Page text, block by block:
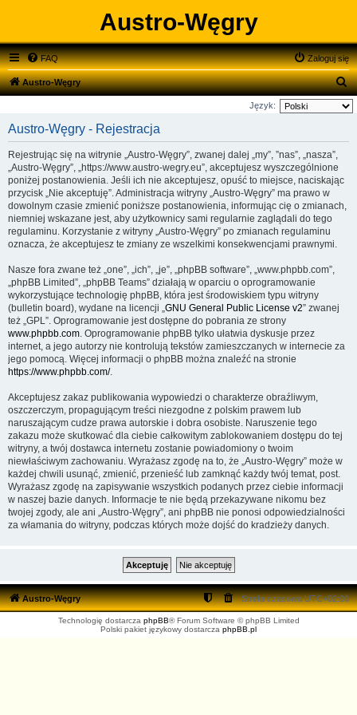
Austro-Węgry
FAQ Zaloguj się
Austro-Węgry
S
z
Język:
Austro-Węgry - Rejestracja
Rejestrując się na witrynie „Austro-Węgry”, zwanej dalej „my”, ”nas”, „nasza”,
„Austro-Węgry”, „https://www.austro-wegry.eu”, akceptujesz wyszczególnione
poniżej postanowienia. Jeśli ich nie akceptujesz, opuść to miejsce, naciskając
przycisk „Nie akceptuję”. Administracja witryny „Austro-Węgry” ma prawo w
dowolnym czasie zmienić poniższe postanowienia, informując cię o zmianach,
niemniej wskazane jest, aby użytkownicy sami regularnie zaglądali do tego
regulaminu. Korzystanie z witryny „Austro-Węgry” po zmianach regulaminu
oznacza, że akceptujesz te zmiany ze wszelkimi konsekwencjami prawnymi.
Nasze fora zwane też „one”, „ich”, „je”, „phpBB software”, „www.phpbb.com”,
„phpBB Limited”, „phpBB Teams” działają w oparciu o oprogramowanie
wykorzystujące technologię phpBB, która jest środowiskiem typu witryny
(bulletin board), wydane na licencji „GNU General Public License v2” zwanej
też „GPL”. Oprogramowanie jest dostępne do pobrania ze strony
www.phpbb.com. Oprogramowanie phpBB tylko ułatwia dyskusje przez
internet, a jego autorzy nie kontrolują tekstów zamieszczanych w internecie za
jego pomocą. Więcej informacji o phpBB można znaleźć na stronie
https://www.phpbb.com/.
Akceptujesz zakaz publikowania wypowiedzi o charakterze obraźliwym,
oszczerczym, propagującym treści niezgodne z polskim prawem lub
naruszającym cudze prawa autorskie i dobra osobiste. Naruszenie tego
zakazu może skutkować dla ciebie całkowitym zablokowaniem dostępu do tej
witryny, a twój dostawca internetu zostanie powiadomiony o twoim
niewłaściwym zachowaniu. Wyrażasz zgodę na to, że „Austro-Węgry” może w
każdej chwili usunąć, zmienić, przenieść lub zamknąć każdy twój temat, post.
Wyrażasz zgodę na zapisywanie wszystkich podanych przez ciebie informacji
w naszej bazie danych. Informacje te nie będą przekazywane nikomu bez
twojej zgody, ale ani „Austro-Węgry”, ani phpBB nie ponosi odpowiedzialności
za włamania do witryny, podczas których może dojść do kradzieży danych.
Austro-Węgry Strefa czasowaUTC+02:00
Technologię dostarcza phpBB® Forum Software © phpBB Limited
Polski pakiet językowy dostarcza phpBB.pl